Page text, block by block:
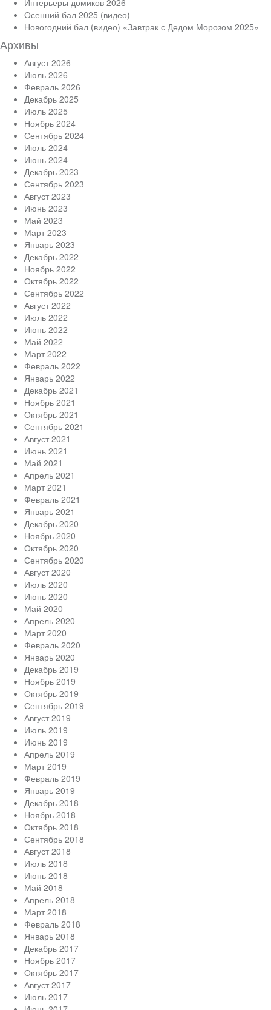
Интерьеры домиков 2026
Осенний бал 2025 (видео)
Новогодний бал (видео) «Завтрак с Дедом Морозом 2025»
Архивы
Август 2026
Июль 2026
Февраль 2026
Декабрь 2025
Июль 2025
Ноябрь 2024
Сентябрь 2024
Июль 2024
Июнь 2024
Декабрь 2023
Сентябрь 2023
Август 2023
Июнь 2023
Май 2023
Март 2023
Январь 2023
Декабрь 2022
Ноябрь 2022
Октябрь 2022
Сентябрь 2022
Август 2022
Июль 2022
Июнь 2022
Май 2022
Март 2022
Февраль 2022
Январь 2022
Декабрь 2021
Ноябрь 2021
Октябрь 2021
Сентябрь 2021
Август 2021
Июнь 2021
Май 2021
Апрель 2021
Март 2021
Февраль 2021
Январь 2021
Декабрь 2020
Ноябрь 2020
Октябрь 2020
Сентябрь 2020
Август 2020
Июль 2020
Июнь 2020
Май 2020
Апрель 2020
Март 2020
Февраль 2020
Январь 2020
Декабрь 2019
Ноябрь 2019
Октябрь 2019
Сентябрь 2019
Август 2019
Июль 2019
Июнь 2019
Апрель 2019
Март 2019
Февраль 2019
Январь 2019
Декабрь 2018
Ноябрь 2018
Октябрь 2018
Сентябрь 2018
Август 2018
Июль 2018
Июнь 2018
Май 2018
Апрель 2018
Март 2018
Февраль 2018
Январь 2018
Декабрь 2017
Ноябрь 2017
Октябрь 2017
Август 2017
Июль 2017